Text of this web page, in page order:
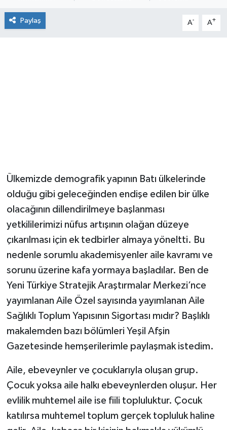
Paylaş A- A+
Ülkemizde demografik yapının Batı ülkelerinde
olduğu gibi geleceğinden endişe edilen bir ülke
olacağının dillendirilmeye başlanması
yetkililerimizi nüfus artışının olağan düzeye
çıkarılması için ek tedbirler almaya yöneltti. Bu
nedenle sorumlu akademisyenler aile kavramı ve
sorunu üzerine kafa yormaya başladılar. Ben de
Yeni Türkiye Stratejik Araştırmalar Merkezi’nce
yayımlanan Aile Özel sayısında yayımlanan Aile
Sağlıklı Toplum Yapısının Sigortası mıdır? Başlıklı
makalemden bazı bölümleri Yeşil Afşin
Gazetesinde hemşerilerimle paylaşmak istedim.
Aile, ebeveynler ve çocuklarıyla oluşan grup.
Çocuk yoksa aile halkı ebeveynlerden oluşur. Her
evlilik muhtemel aile ise fiili topluluktur. Çocuk
katılırsa muhtemel toplum gerçek topluluk haline